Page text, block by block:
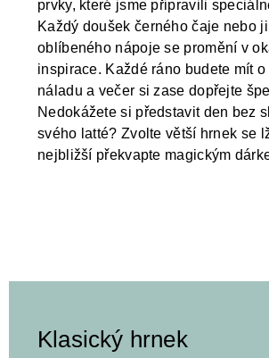
prvky, které jsme připravili
Každý doušek černého čaje nebo
oblíbeného nápoje se promění v
inspirace. Každé ráno budete mít
náladu a večer si zase dopřejte
Nedokážete si představit den bez
svého latté? Zvolte větší hrnek se
nejbližší překvapte magickým
Klasický hrnek